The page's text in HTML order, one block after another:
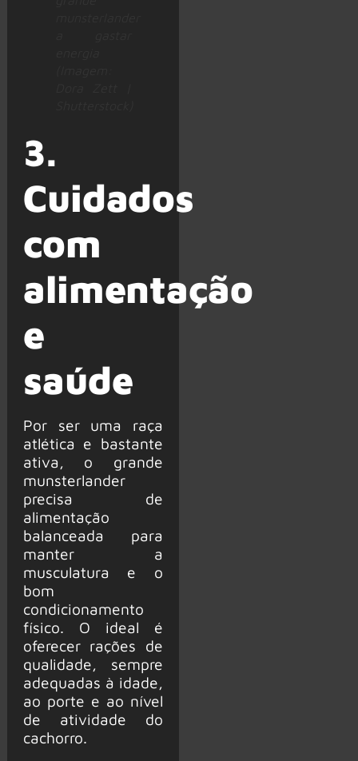
3.
Cuidados
com
alimentação
e
saúde
Por ser uma raça
atlética e bastante
ativa, o grande
munsterlander
precisa de
alimentação
balanceada para
manter a
musculatura e o
bom
condicionamento
físico. O ideal é
oferecer rações de
qualidade, sempre
adequadas à idade,
ao porte e ao nível
de atividade do
cachorro.